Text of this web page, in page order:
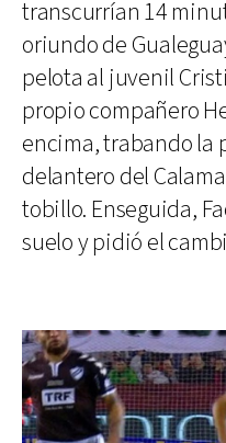
transcurrían 14
oriundo de
pelota al juvenil
propio compañero
encima, trabando la
delantero del
tobillo. Enseguida,
suelo y pidió el